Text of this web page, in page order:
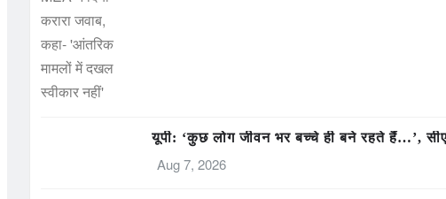
यूपी: ‘कुछ लोग जीवन भर बच्चे ही बने रहते हैं…’,
Aug 7, 2026